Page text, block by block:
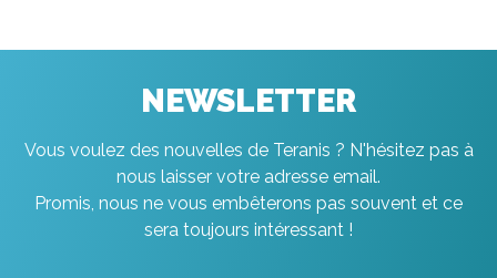
NEWSLETTER
Vous voulez des nouvelles de Teranis ? N'hésitez pas à
nous laisser votre adresse email.
Promis, nous ne vous embêterons pas souvent et ce
sera toujours intéressant !